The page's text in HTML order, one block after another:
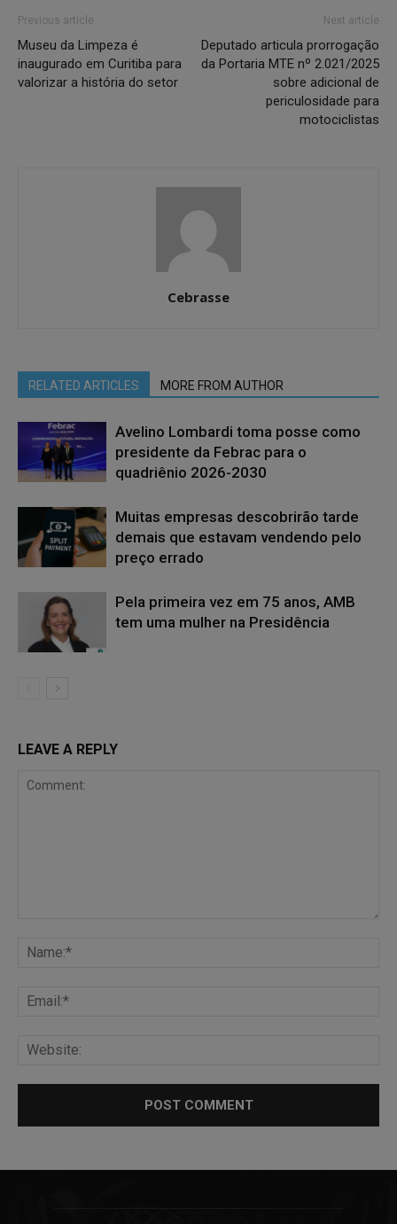
Previous article
Museu da Limpeza é
inaugurado em Curitiba para
valorizar a história do setor
Next article
Deputado articula prorrogação
da Portaria MTE nº 2.021/2025
sobre adicional de
periculosidade para
motociclistas
Cebrasse
RELATED ARTICLES MORE FROM AUTHOR
Avelino Lombardi toma posse como
presidente da Febrac para o
quadriênio 2026-2030
Muitas empresas descobrirão tarde
demais que estavam vendendo pelo
preço errado
Pela primeira vez em 75 anos, AMB
tem uma mulher na Presidência
LEAVE A REPLY